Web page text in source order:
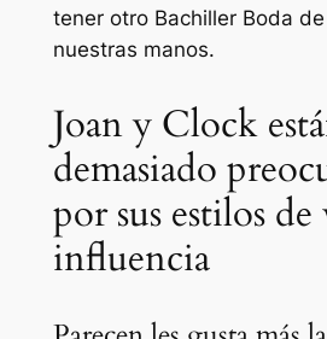
tener otro BachillerBoda de
nuestras manos.
Joan y Clock
demasiado
por sus estilos
influencia